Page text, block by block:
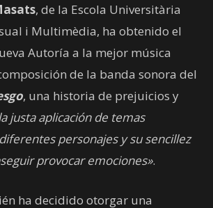
, de la Escola Universitària
i Multimèdia, ha obtenido el
Autoría a la mejor música
de la banda sonora del
, una historia de prejuicios y
justa aplicación de temas
personajes y su sencillez
provocar emociones».
ha decidido otorgar una